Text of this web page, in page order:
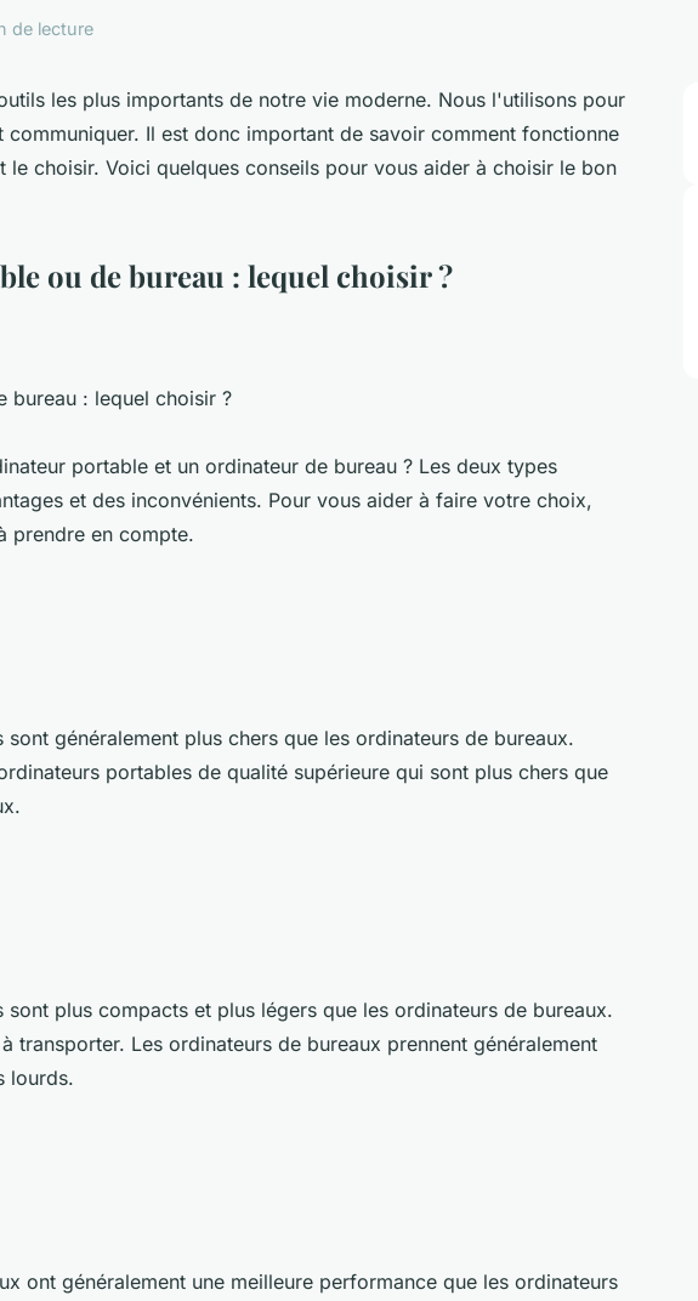
de lecture
les plus importants de notre vie moderne. Nous l'utilisons pour
communiquer. Il est donc important de savoir comment fonctionne
le choisir. Voici quelques conseils pour vous aider à choisir le bon
ou de bureau : lequel choisir ?
bureau : lequel choisir ?
portable et un ordinateur de bureau ? Les deux types
et des inconvénients. Pour vous aider à faire votre choix,
prendre en compte.
généralement plus chers que les ordinateurs de bureaux.
portables de qualité supérieure qui sont plus chers que
sont plus compacts et plus légers que les ordinateurs de bureaux.
transporter. Les ordinateurs de bureaux prennent généralement
lourds.
ont généralement une meilleure performance que les ordinateurs